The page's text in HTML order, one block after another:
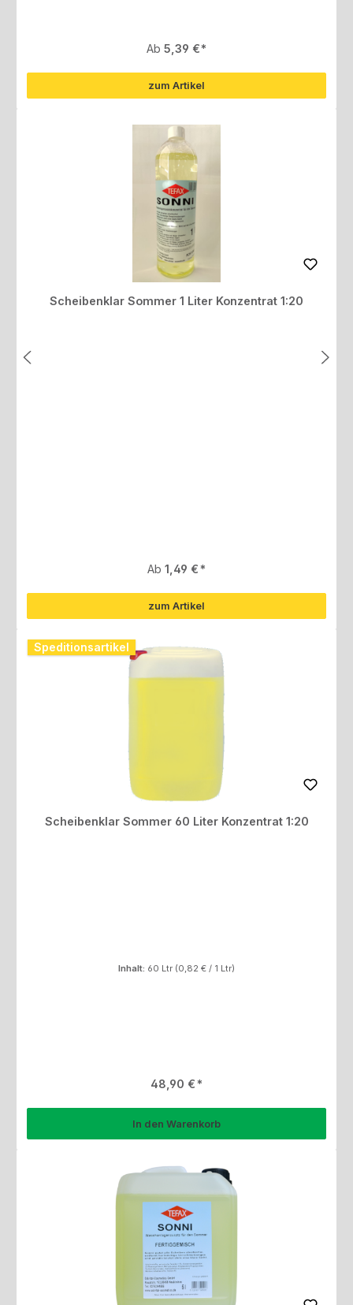
Regulärer Preis:
Ab 5,39 €
zum Artikel
Scheibenklar Sommer 1 Liter Konzentrat 1:20
Regulärer Preis:
Ab1,49 €
zum Artikel
Speditionsartikel
Scheibenklar Sommer 60 Liter Konzentrat 1:20
Inhalt: 60 Ltr (0,82 € / 1 Ltr)
Regulärer Preis:
48,90 €
In den Warenkorb